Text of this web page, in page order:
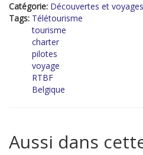
Catégorie: Découvertes et voyages
Tags: Télétourisme
tourisme
charter
pilotes
voyage
RTBF
Belgique
Aussi dans